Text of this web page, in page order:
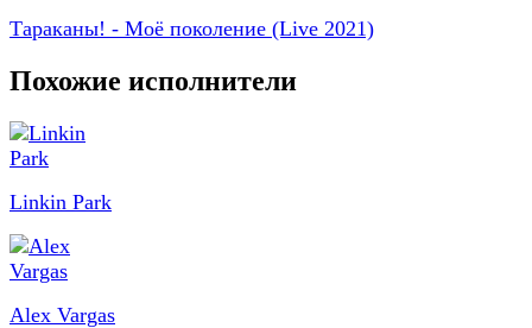
Тараканы! - Моё поколение (Live 2021)
Похожие исполнители
Linkin Park
Alex Vargas